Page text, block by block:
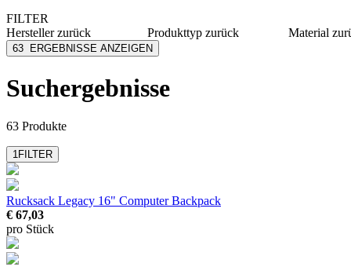
FILTER
Herstellerzurück
Alassio
Dufco
Leitz
mehr anzeigen
Produkttyp zurück
Material
63 ERGEBNISSE ANZEIGEN
Suchergebnisse
63 Produkte
1FILTER
Rucksack Legacy 16" Computer Backpack
€ 67,03
pro Stück